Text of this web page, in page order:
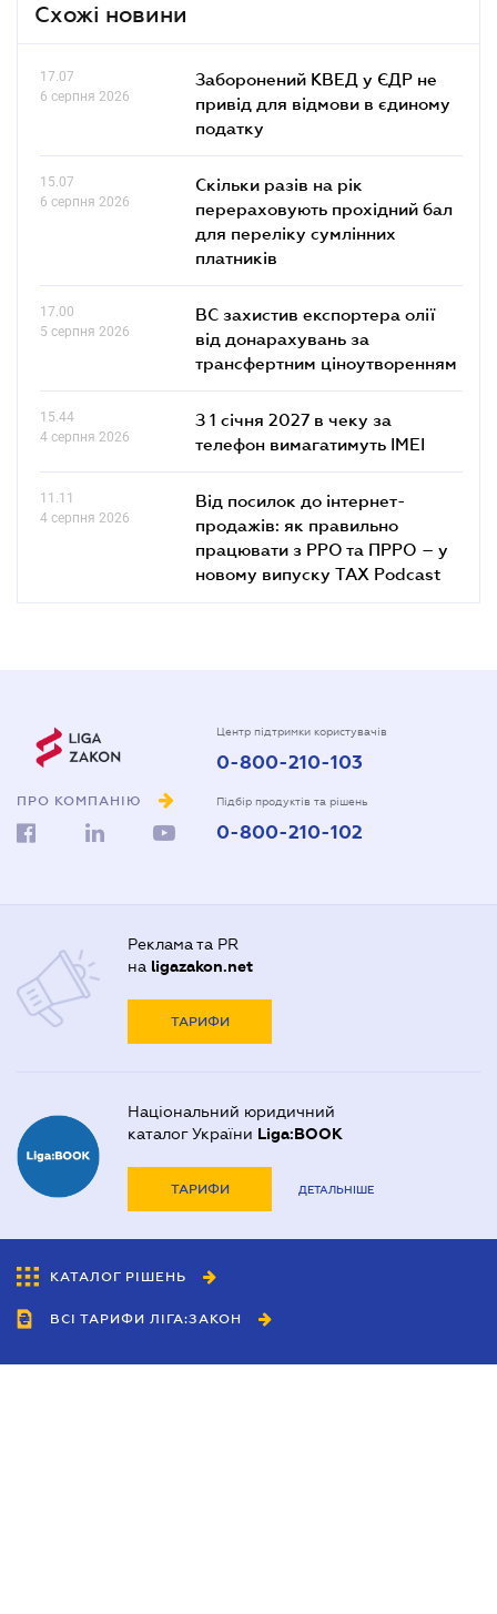
Схожі новини
17.07
6 серпня 2026
Заборонений КВЕД у ЄДР не
привід для відмови в єдиному
податку
15.07
6 серпня 2026
Скільки разів на рік
перераховують прохідний бал
для переліку сумлінних
платників
17.00
5 серпня 2026
ВС захистив експортера олії
від донарахувань за
трансфертним ціноутворенням
15.44
4 серпня 2026
З 1 січня 2027 в чеку за
телефон вимагатимуть IMEI
11.11
4 серпня 2026
Від посилок до інтернет-
продажів: як правильно
працювати з РРО та ПРРО – у
новому випуску TAX Podcast
ПРО КОМПАНІЮ
Центр підтримки користувачів
0-800-210-103
Підбір продуктів та рішень
0-800-210-102
Реклама та PR
на ligazakon.net
ТАРИФИ
Національний юридичний
каталог України Liga:BOOK
ТАРИФИ ДЕТАЛЬНІШЕ
КАТАЛОГ РІШЕНЬ
ВСІ ТАРИФИ ЛІГА:ЗАКОН